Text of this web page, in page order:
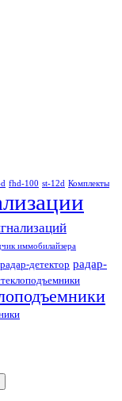
fhd-100 st-12d Комплекты
иммобилайзера
радар-детектор радар-